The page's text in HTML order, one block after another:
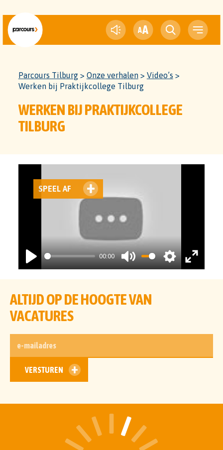
AA
Parcours Tilburg> Onze verhalen> Video’s >
Werken bij Praktijkcollege Tilburg
WERKEN BIJ PRAKTIJKCOLLEGE
TILBURG
PLAY
00:00
MUTE SETTINGSENTER
PLAY
ALTIJD OP DE HOOGTE VAN
VACATURES
MAILADRES
VERSTUREN